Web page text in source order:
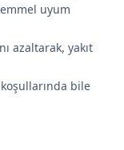
uyum
azaltarak, yakıt
koşullarında bile